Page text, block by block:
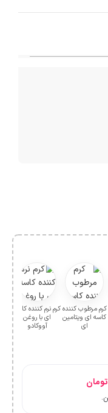
کرم مرطوب کننده
کاسه ای ویتامین
ای
کرم نرم کننده کاسه
ای با روغن
آووکادو
تومان